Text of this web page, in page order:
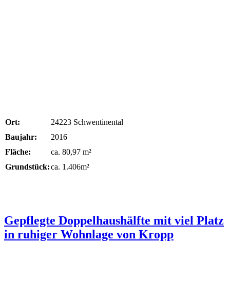
Ort:
24223 Schwentinental
Baujahr:
2016
Fläche:
ca. 80,97 m²
Grundstück:ca. 1.406m²
Gepflegte Doppelhaushälfte mit viel Platz
in ruhiger Wohnlage von Kropp